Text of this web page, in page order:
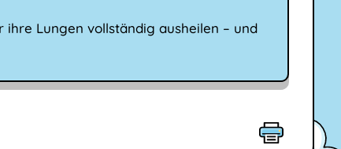
Lungen vollständig ausheilen – und